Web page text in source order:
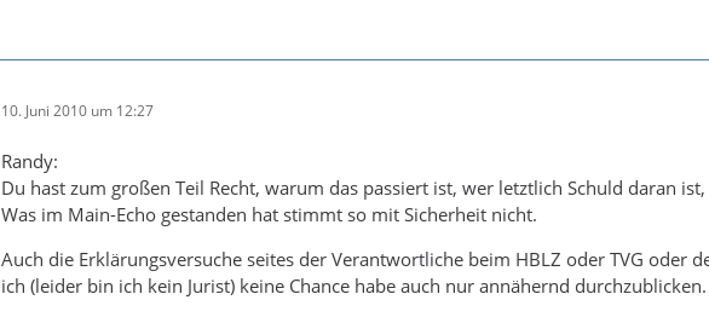
10. Juni 2010 um 12:27
Randy:
Du hast zum großen Teil Recht, warum das passiert ist, wer letztlich Schuld daran
Was im Main-Echo gestanden hat stimmt so mit Sicherheit nicht.
Auch die Erklärungsversuche seites der Verantwortliche beim HBLZ oder TVG oder
ich (leider bin ich kein Jurist) keine Chance habe auch nur annähernd